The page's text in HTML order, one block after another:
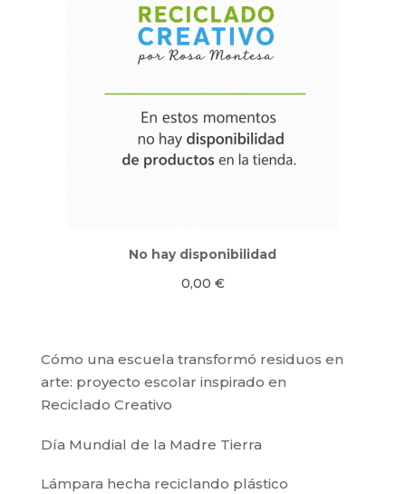
No hay disponibilidad
0,00 €
Cómo una escuela transformó residuos en
arte: proyecto escolar inspirado en
Reciclado Creativo
Día Mundial de la Madre Tierra
Lámpara hecha reciclando plástico